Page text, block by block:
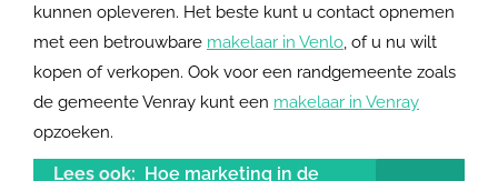
kunnen opleveren. Het beste kunt u contact opnemen
met een betrouwbare makelaar in Venlo, of u nu wilt
kopen of verkopen. Ook voor een randgemeente zoals
de gemeente Venray kunt een makelaar in Venray
opzoeken.
Lees ook: Hoe marketing in de